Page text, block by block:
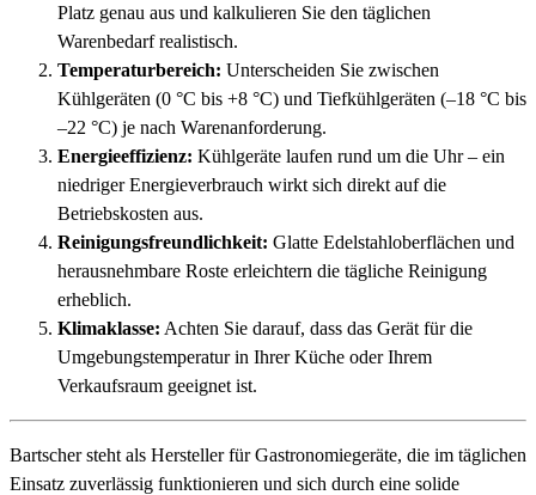
Platz genau aus und kalkulieren Sie den täglichen
Warenbedarf realistisch.
Temperaturbereich: Unterscheiden Sie zwischen
Kühlgeräten (0 °C bis +8 °C) und Tiefkühlgeräten (–18 °C bis
–22 °C) je nach Warenanforderung.
Energieeffizienz: Kühlgeräte laufen rund um die Uhr – ein
niedriger Energieverbrauch wirkt sich direkt auf die
Betriebskosten aus.
Reinigungsfreundlichkeit: Glatte Edelstahloberflächen und
herausnehmbare Roste erleichtern die tägliche Reinigung
erheblich.
Klimaklasse: Achten Sie darauf, dass das Gerät für die
Umgebungstemperatur in Ihrer Küche oder Ihrem
Verkaufsraum geeignet ist.
Bartscher steht als Hersteller für Gastronomiegeräte, die im täglichen
Einsatz zuverlässig funktionieren und sich durch eine solide